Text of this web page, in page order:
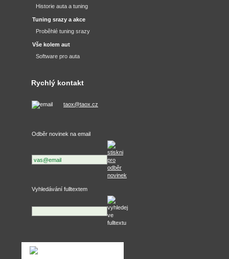
Historie auta a tuning
Tuning srazy a akce
Proběhlé tuning srazy
Vše kolem aut
Software pro auta
Rychlý kontakt
taox@taox.cz
Odběr novinek na email
Vyhledávání fulltextem